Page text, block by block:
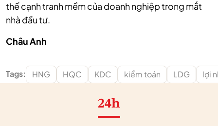
thế cạnh tranh mềm của doanh nghiệp trong mắt
nhà đầu tư.
Châu Anh
Tags: HNG HQC KDC kiểm toán LDG lợi
24h